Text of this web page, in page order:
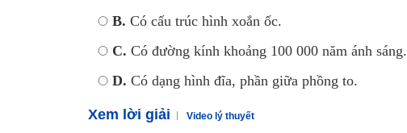
B. Có cấu trúc hình xoắn ốc.
C. Có đường kính khoảng 100 000 năm ánh sáng.
D. Có dạng hình đĩa, phần giữa phồng to.
Xem lời giải Video lý thuyết